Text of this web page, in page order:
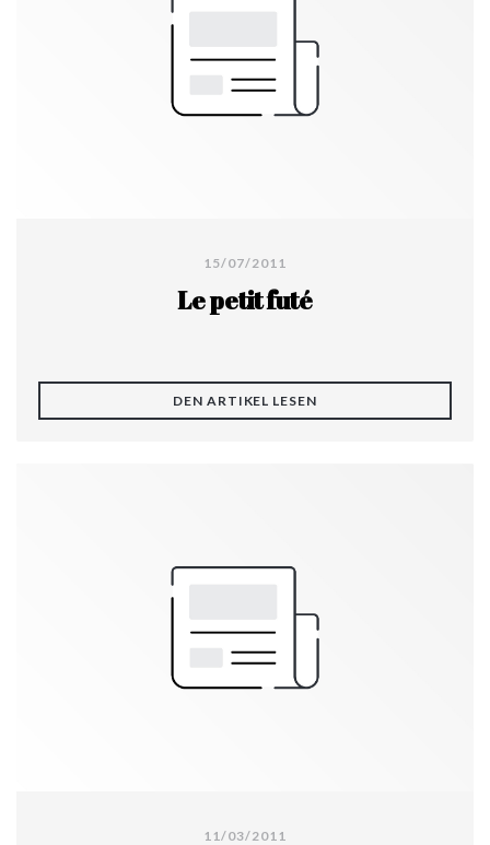
15/07/2011
Le petit futé
DEN ARTIKEL LESEN((ÖFFNET EIN NEUES
11/03/2011